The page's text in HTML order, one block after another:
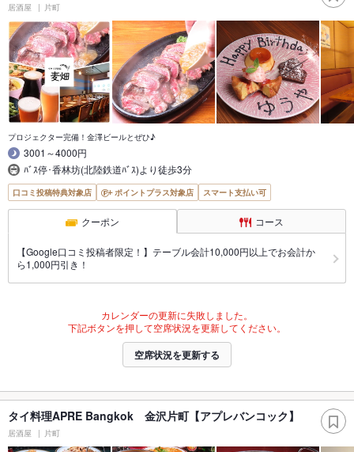
居酒屋 片町
プロジェクター完備！金澤ビールとぜひ♪
3001～4000円
ﾊﾞｽ停･香林坊(北陸鉄道ﾊﾞｽ)より徒歩3分
口コミ投稿特典対象店 ポイントプラス対象店 スマート支払い可
クーポン コース
【Google口コミ投稿者限定！】テーブル会計10,000円以上でお会計か
ら1,000円引き！
カレンダーの更新に失敗しました。
下記ボタンを押して空席状況を更新してください。
空席状況を更新する
タイ料理APRE Bangkok 金沢片町【アプレバンコック】
居酒屋 片町